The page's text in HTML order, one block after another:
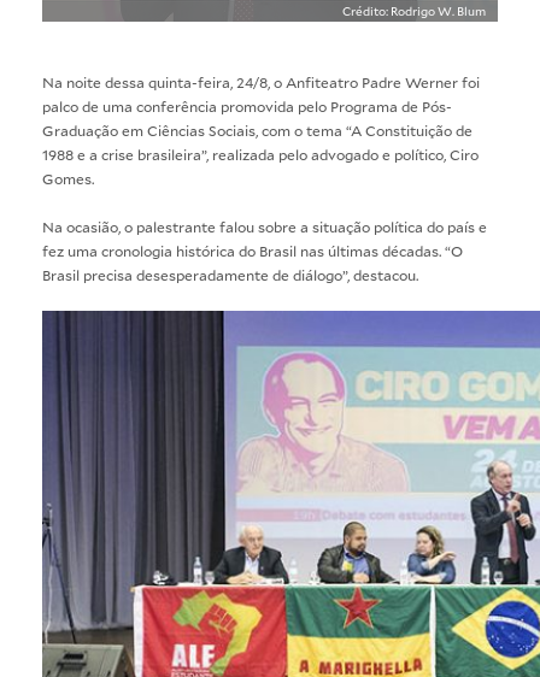
Crédito: Rodrigo W. Blum
Na noite dessa quinta-feira, 24/8, o Anfiteatro Padre Werner foi
palco de uma conferência promovida pelo Programa de Pós-
Graduação em Ciências Sociais, com o tema “A Constituição de
1988 e a crise brasileira”, realizada pelo advogado e político, Ciro
Gomes.
Na ocasião, o palestrante falou sobre a situação política do país e
fez uma cronologia histórica do Brasil nas últimas décadas. “O
Brasil precisa desesperadamente de diálogo”, destacou.